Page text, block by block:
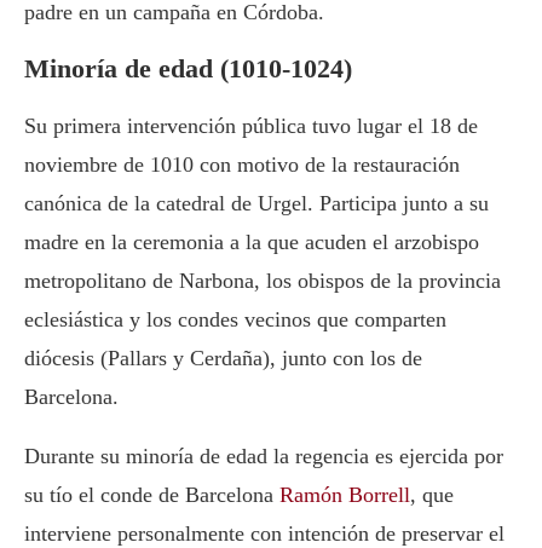
padre en un campaña en Córdoba.
Minoría de edad (1010-1024)
Su primera intervención pública tuvo lugar el 18 de
noviembre de 1010 con motivo de la restauración
canónica de la catedral de Urgel. Participa junto a su
madre en la ceremonia a la que acuden el arzobispo
metropolitano de Narbona, los obispos de la provincia
eclesiástica y los condes vecinos que comparten
diócesis (Pallars y Cerdaña), junto con los de
Barcelona.
Durante su minoría de edad la regencia es ejercida por
su tío el conde de Barcelona Ramón Borrell, que
interviene personalmente con intención de preservar el